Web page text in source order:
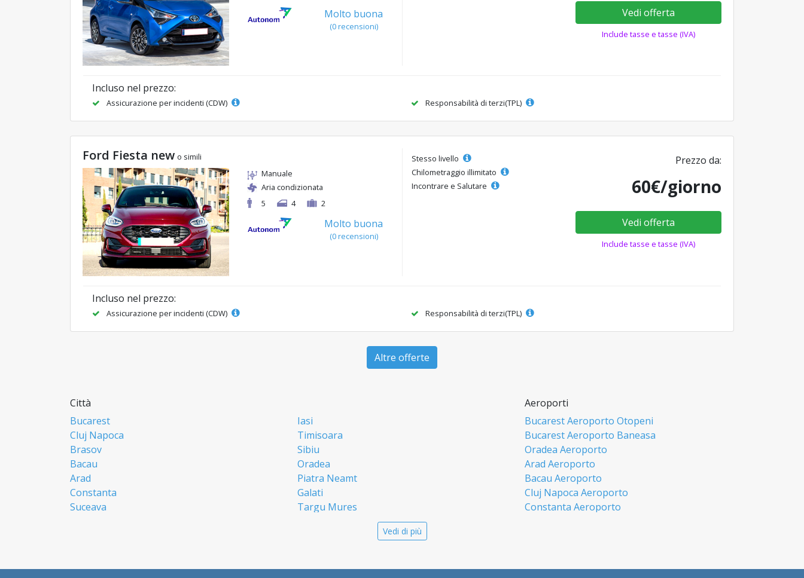
Molto buona
(0 recensioni)
Vedi offerta
Include tasse e tasse (IVA)
Incluso nel prezzo:
Assicurazione per incidenti (CDW) Responsabilità di terzi(TPL)
Ford Fiesta new o simili
Manuale
Aria condizionata
5
4 2
Molto buona
(0 recensioni)
Stesso livello
Chilometraggio illimitato
Incontrare e Salutare
Prezzo da:
60€/giorno
Vedi offerta
Include tasse e tasse (IVA)
Incluso nel prezzo:
Assicurazione per incidenti (CDW) Responsabilità di terzi(TPL)
Altre offerte
Città
Bucarest
Iasi
Cluj Napoca
Timisoara
Brasov
Sibiu
Bacau
Oradea
Arad
Piatra Neamt
Constanta
Galati
Suceava
Targu Mures
Aeroporti
Bucarest Aeroporto Otopeni
Bucarest Aeroporto Baneasa
Oradea Aeroporto
Arad Aeroporto
Bacau Aeroporto
Cluj Napoca Aeroporto
Constanta Aeroporto
Vedi di più